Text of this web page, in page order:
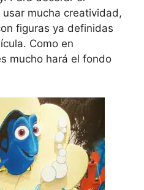
mucha creatividad,
figuras ya definidas
Como en
mucho hará el fondo